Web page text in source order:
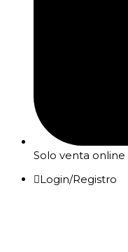
Solo venta online
Login/Registro